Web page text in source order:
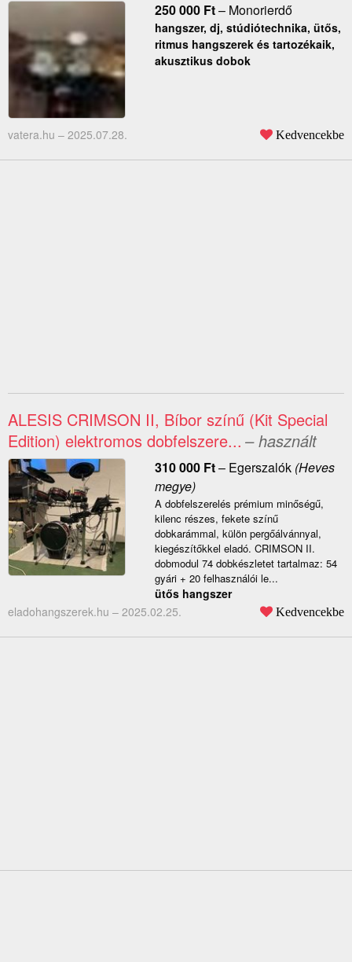
250 000 Ft– Monorierdő
hangszer, dj, stúdiótechnika, ütős,
ritmus hangszerek és tartozékaik,
akusztikus dobok
vatera.hu – 2025.07.28. Kedvencekbe
ALESIS CRIMSON II, Bíbor színű (Kit Special
Edition) elektromos dobfelszere... – használt
310 000 Ft– Egerszalók(Heves
megye)
A dobfelszerelés prémium minőségű,
kilenc részes, fekete színű
dobkarámmal, külön pergőálvánnyal,
kiegészítőkkel eladó. CRIMSON II.
dobmodul 74 dobkészletet tartalmaz: 54
gyári + 20 felhasználói le...
ütős hangszer
eladohangszerek.hu – 2025.02.25. Kedvencekbe